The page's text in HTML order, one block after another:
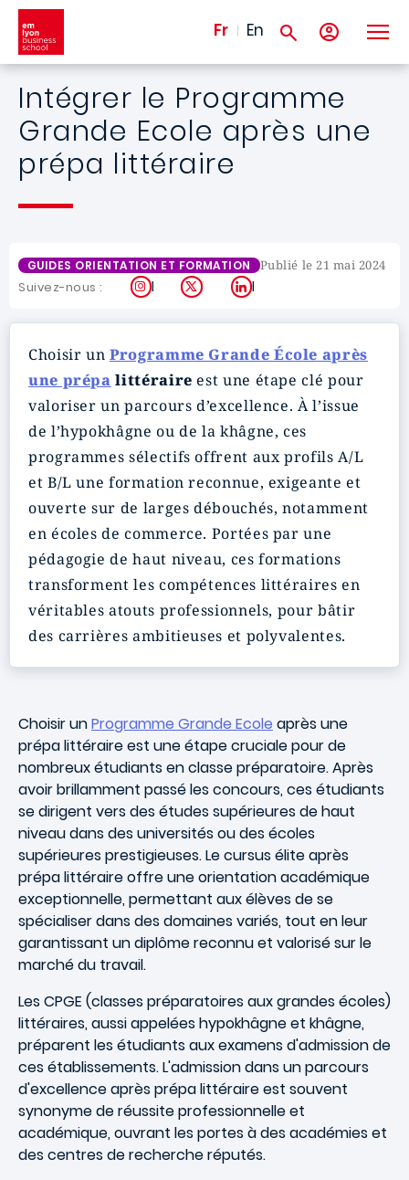
Aller au contenu principal
Fr En
Intégrer le Programme
Grande Ecole après une
prépa littéraire
GUIDES ORIENTATION ET FORMATION Publié le 21 mai 2024
Suivez-nous : Instagram
X LinkedIn
Choisir unProgramme Grande École après
une prépa littéraire est une étape clé pour
valoriser un parcours d’excellence. À l’issue
de l’hypokhâgne ou de la khâgne, ces
programmes sélectifs offrent aux profils A/L
et B/L une formation reconnue, exigeante et
ouverte sur de larges débouchés, notamment
en écoles de commerce. Portées par une
pédagogie de haut niveau, ces formations
transforment les compétences littéraires en
véritables atouts professionnels, pour bâtir
des carrières ambitieuses et polyvalentes.
Choisir unProgramme Grande Ecole après une
prépa littéraire est une étape cruciale pour de
nombreux étudiants en classe préparatoire. Après
avoir brillamment passé les concours, ces étudiants
se dirigent vers des études supérieures de haut
niveau dans des universités ou des écoles
supérieures prestigieuses. Le cursus élite après
prépa littéraire offre une orientation académique
exceptionnelle, permettant aux élèves de se
spécialiser dans des domaines variés, tout en leur
garantissant un diplôme reconnu et valorisé sur le
marché du travail.
Les CPGE (classes préparatoires aux grandes écoles)
littéraires, aussi appelées hypokhâgne et khâgne,
préparent les étudiants aux examens d'admission de
ces établissements. L'admission dans un parcours
d'excellence après prépa littéraire est souvent
synonyme de réussite professionnelle et
académique, ouvrant les portes à des académies et
des centres de recherche réputés.